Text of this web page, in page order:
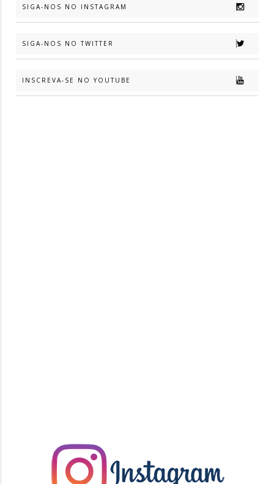
SIGA-NOS NO INSTAGRAM
SIGA-NOS NO TWITTER
INSCREVA-SE NO YOUTUBE